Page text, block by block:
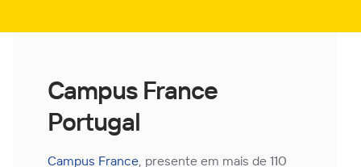
Campus France
Portugal
Campus France, presente em mais de 110